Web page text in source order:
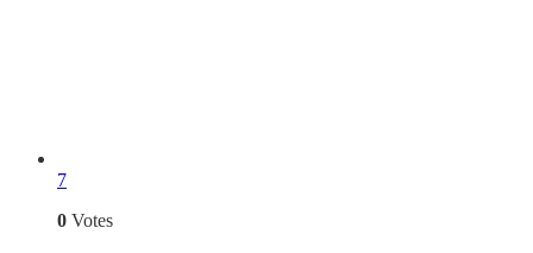
7
0 Votes